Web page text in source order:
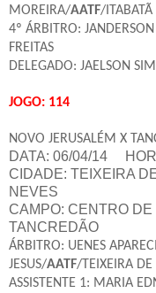
MOREIRA/AATF/ITABATÃ
4º ÁRBITRO:
FREITAS
DELEGADO: JAELSON
JOGO: 114
NOVO JERUSALÉM X
DATA: 06/04/14
CIDADE: TEIXEIRA
NEVES
CAMPO: CENTRO
TANCREDÃO
ÁRBITRO: UENES
JESUS/AATF/TEIXEIRA DE
ASSISTENTE 1: MARIA